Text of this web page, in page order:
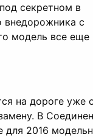
секретном в
внедорожника с
модель все еще
на дороге уже
В
для 2016